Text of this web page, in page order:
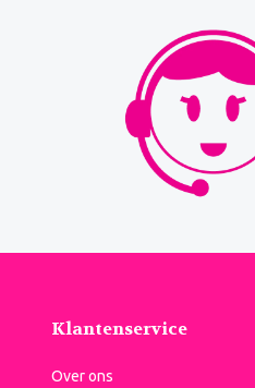
Klantenservice
Over ons